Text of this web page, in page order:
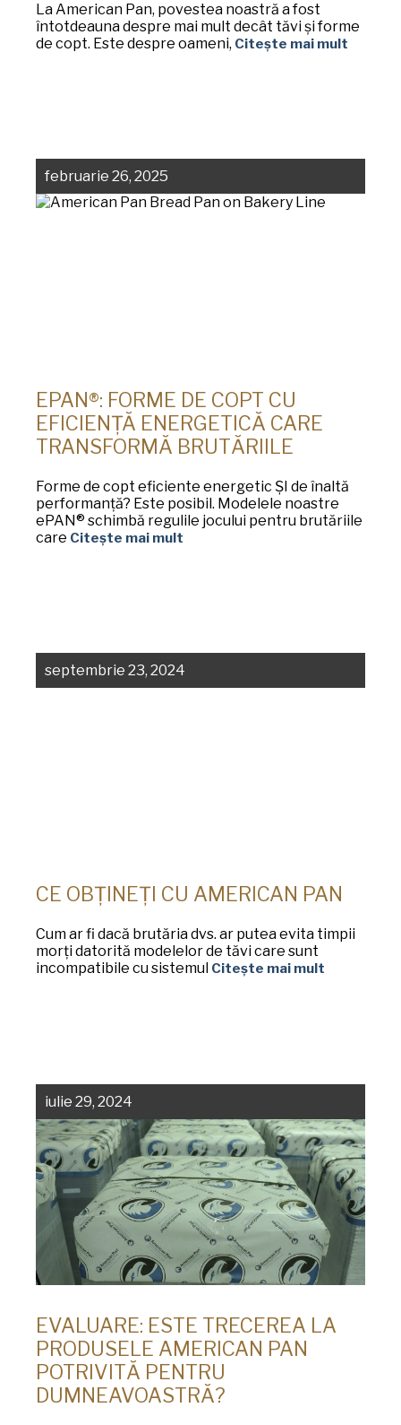
La American Pan, povestea noastră a fost
întotdeauna despre mai mult decât tăvi și forme
de copt. Este despre oameni, Citește mai mult
februarie 26, 2025
EPAN®: FORME DE COPT CU
EFICIENȚĂ ENERGETICĂ CARE
TRANSFORMĂ BRUTĂRIILE
Forme de copt eficiente energetic ȘI de înaltă
performanță? Este posibil. Modelele noastre
ePAN® schimbă regulile jocului pentru brutăriile
care Citește mai mult
septembrie 23, 2024
CE OBȚINEȚI CU AMERICAN PAN
Cum ar fi dacă brutăria dvs. ar putea evita timpii
morți datorită modelelor de tăvi care sunt
incompatibile cu sistemul Citește mai mult
iulie 29, 2024
EVALUARE: ESTE TRECEREA LA
PRODUSELE AMERICAN PAN
POTRIVITĂ PENTRU
DUMNEAVOASTRĂ?